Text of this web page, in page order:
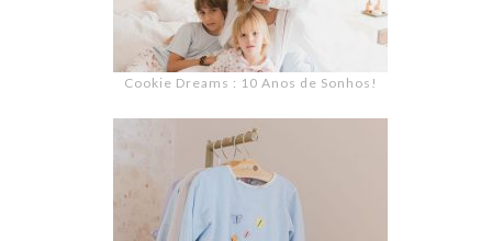
Cookie Dreams : 10 Anos de Sonhos!